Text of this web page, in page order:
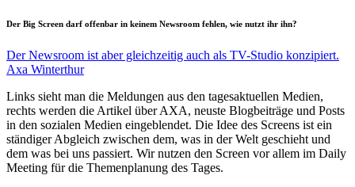
Der Big Screen darf offenbar in keinem Newsroom fehlen, wie nutzt ihr ihn?
Der Newsroom ist aber gleichzeitig auch als TV-Studio konzipiert.
Axa Winterthur
Links sieht man die Meldungen aus den tagesaktuellen Medien,
rechts werden die Artikel über AXA, neuste Blogbeiträge und Posts
in den sozialen Medien eingeblendet. Die Idee des Screens ist ein
ständiger Abgleich zwischen dem, was in der Welt geschieht und
dem was bei uns passiert. Wir nutzen den Screen vor allem im Daily
Meeting für die Themenplanung des Tages.